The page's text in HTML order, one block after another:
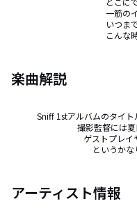
一筋の
いつま
こんな
楽曲解説
Sniff 1stアルバムのタイ
撮影監督には夏
ゲストプレイ
というかな
アーティスト情報